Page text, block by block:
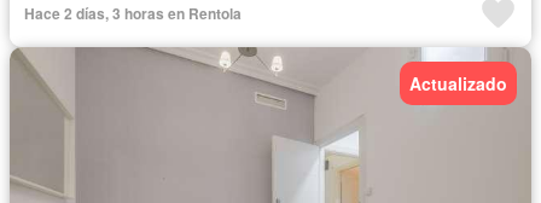
Hace 2 días, 3 horas en Rentola
Actualizado